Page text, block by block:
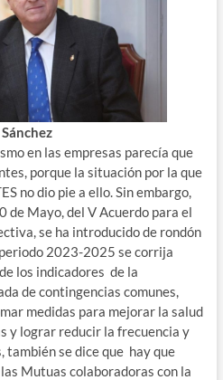
en las empresas parecía que
porque la situación por la que
no dio pie a ello. Sin embargo,
de Mayo, del V Acuerdo para el
se ha introducido de rondón
2023-2025 se corrija
los indicadores de la
de contingencias comunes,
medidas para mejorar la salud
y lograr reducir la frecuencia y
también se dice que hay que
Mutuas colaboradoras con la